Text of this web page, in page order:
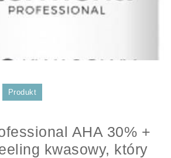
Produkt
AHA 30% +
kwasowy, który